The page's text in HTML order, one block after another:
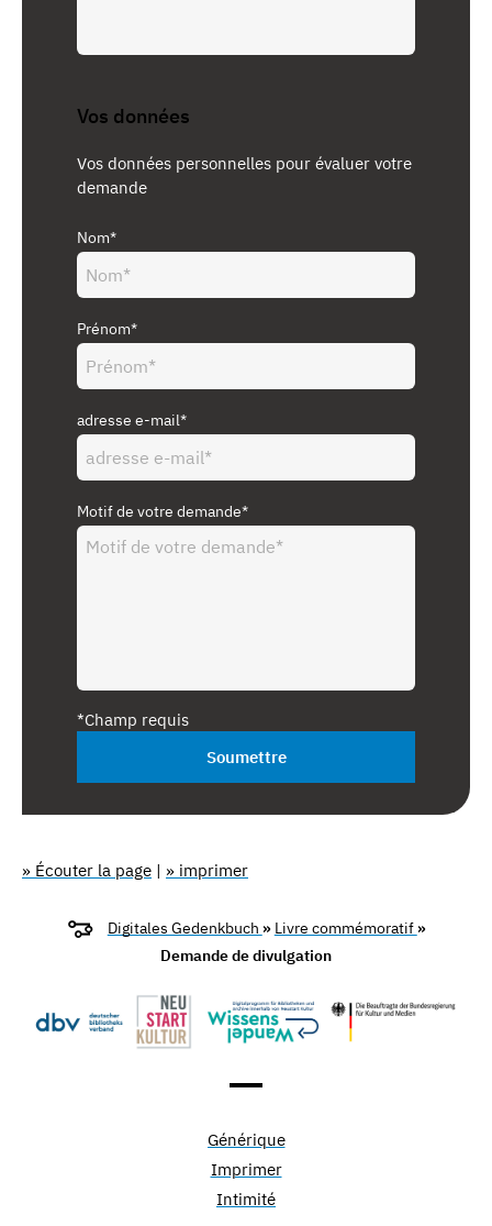
Vos données
Vos données personnelles pour évaluer votre
demande
Nom*
Prénom*
adresse e-mail*
Motif de votre demande*
*Champ requis
Soumettre
» Écouter la page | » imprimer
Digitales Gedenkbuch » Livre commémoratif »
Demande de divulgation
Générique
Imprimer
Intimité